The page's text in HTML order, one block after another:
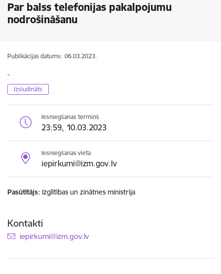
Par balss telefonijas pakalpojumu
nodrošināšanu
Publikācijas datums: 06.03.2023.
-
Izsludināts
Iesniegšanas termiņš
23:59, 10.03.2023
Iesniegšanas vieta
iepirkumi@izm.gov.lv
Pasūtītājs Izglītības un zinātnes ministrija
Kontakti
E-pasts:
iepirkumi@izm.gov.lv